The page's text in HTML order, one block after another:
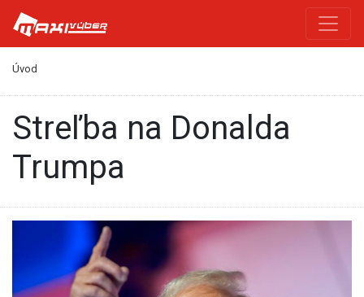
Úvod
streľba na Donalda
Trumpa